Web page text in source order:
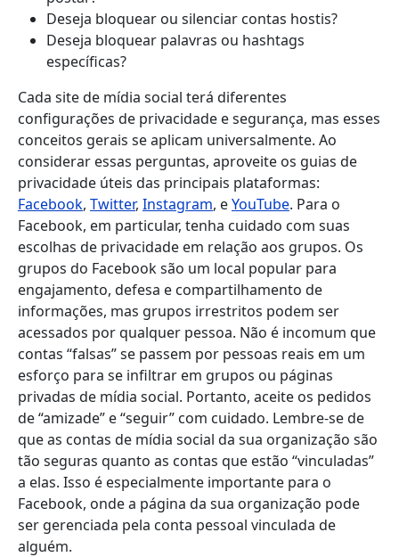
Deseja bloquear ou silenciar contas hostis?
Deseja bloquear palavras ou hashtags
específicas?
Cada site de mídia social terá diferentes
configurações de privacidade e segurança, mas esses
conceitos gerais se aplicam universalmente. Ao
considerar essas perguntas, aproveite os guias de
privacidade úteis das principais plataformas:
Facebook, Twitter, Instagram, eYouTube. Para o
Facebook, em particular, tenha cuidado com suas
escolhas de privacidade em relação aos grupos. Os
grupos do Facebook são um local popular para
engajamento, defesa e compartilhamento de
informações, mas grupos irrestritos podem ser
acessados ​​por qualquer pessoa. Não é incomum que
contas “falsas” se passem por pessoas reais em um
esforço para se infiltrar em grupos ou páginas
privadas de mídia social. Portanto, aceite os pedidos
de “amizade” e “seguir” com cuidado. Lembre-se de
que as contas de mídia social da sua organização são
tão seguras quanto as contas que estão “vinculadas”
a elas. Isso é especialmente importante para o
Facebook, onde a página da sua organização pode
ser gerenciada pela conta pessoal vinculada de
alguém.